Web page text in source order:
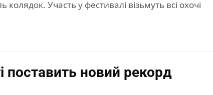
колядок. Участь у фестивалі візьмуть всі охочі
поставить новий рекорд